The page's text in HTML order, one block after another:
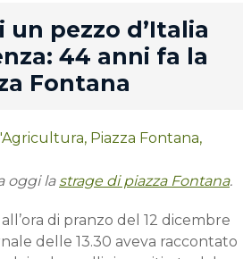
pezzo d’Italia
44 anni fa la
Fontana
oggi la strage di piazza Fontana.
di pranzo del 12 dicembre
delle 13.30 aveva raccontato